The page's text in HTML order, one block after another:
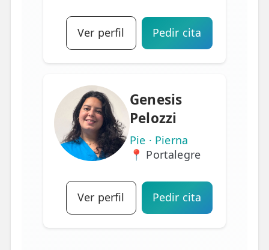
Ver perfil Pedir cita
Genesis
Pelozzi
Pie · Pierna
📍 Portalegre
Ver perfil Pedir cita